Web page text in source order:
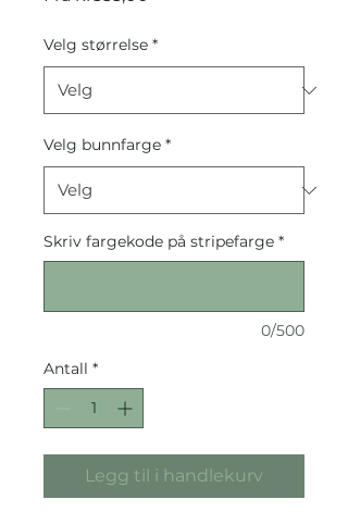
Velg størrelse *
Velg bunnfarge *
Skriv fargekode på stripefarge *
0/500
Antall *
Legg til i handlekurv